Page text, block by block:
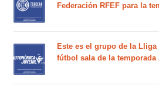
Federación RFEF para la
Este es el grupo de la
fútbol sala de la temporada